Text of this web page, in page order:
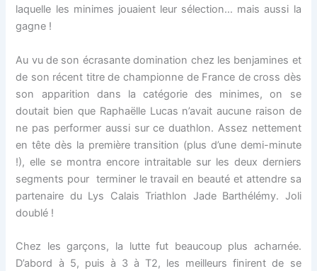
laquelle les minimes jouaient leur sélection… mais aussi la
gagne !
Au vu de son écrasante domination chez les benjamines et
de son récent titre de championne de France de cross dès
son apparition dans la catégorie des minimes, on se
doutait bien que Raphaëlle Lucas n’avait aucune raison de
ne pas performer aussi sur ce duathlon. Assez nettement
en tête dès la première transition (plus d’une demi-minute
!), elle se montra encore intraitable sur les deux derniers
segments pour terminer le travail en beauté et attendre sa
partenaire du Lys Calais Triathlon Jade Barthélémy. Joli
doublé !
Chez les garçons, la lutte fut beaucoup plus acharnée.
D’abord à 5, puis à 3 à T2, les meilleurs finirent de se